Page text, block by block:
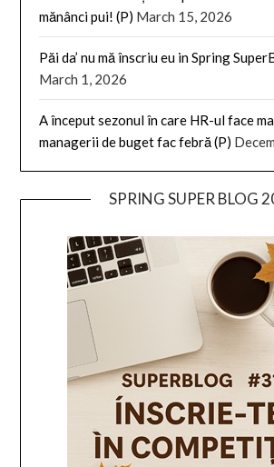
mănânci pui! (P) March 15, 2026
Păi da’ nu mă înscriu eu in Spring
March 1, 2026
A început sezonul în care HR-ul face
managerii de buget fac febră (P)
SPRING SUPER BLOG